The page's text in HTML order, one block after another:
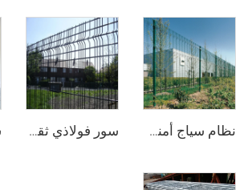
سور فولاذي ثقيل من نوع بالادين مقاوم للقطع والصعود للاستخدام في الفناء وتطبيقات الأمان